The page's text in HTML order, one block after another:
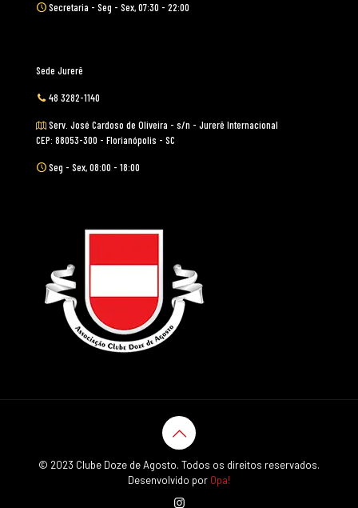
Secretaria - Seg - Sex, 07:30 - 22:00
Sede Jurerê
48 3282-1140
Serv. José Cardoso de Oliveira - s/n - Jurerê Internacional
CEP: 88053-300 - Florianópolis - SC
Seg - Sex, 08:00 - 18:00
© 2023 Clube Doze de Agosto. Todos os direitos reservados.
Desenvolvido por Opa!